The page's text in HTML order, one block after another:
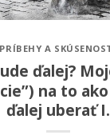
PRÍBEHY A
ďalej?
na to
ďalej uberať I.